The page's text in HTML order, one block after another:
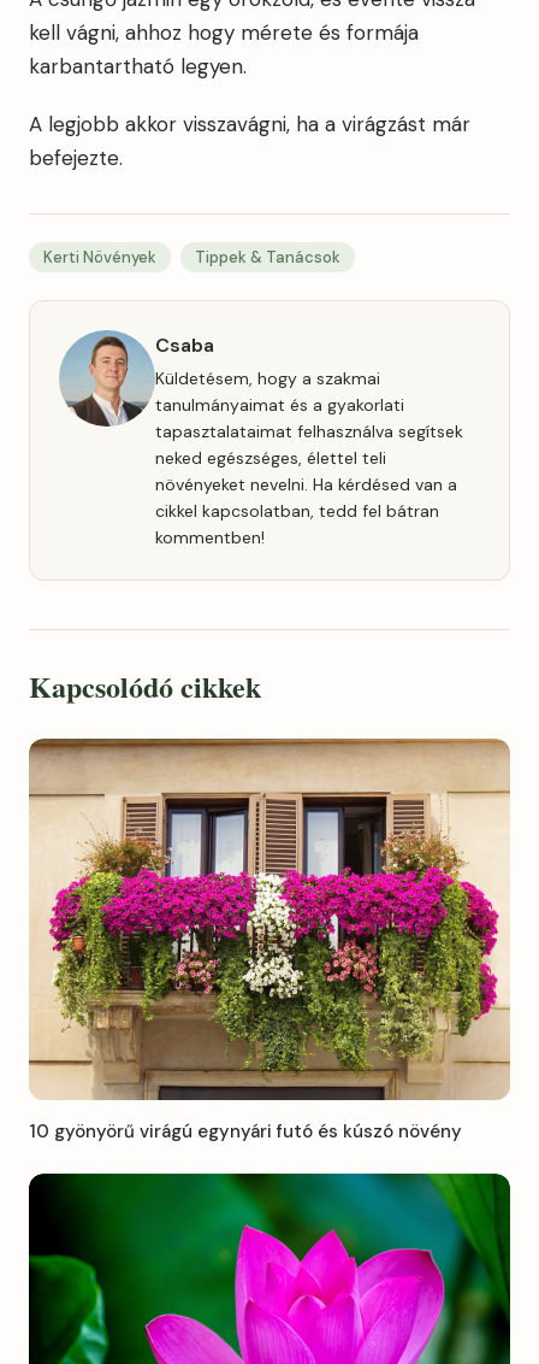
kell vágni, ahhoz hogy mérete és formája
karbantartható legyen.
A legjobb akkor visszavágni, ha a virágzást már
befejezte.
Kerti Növények Tippek & Tanácsok
Csaba
Küldetésem, hogy a szakmai
tanulmányaimat és a gyakorlati
tapasztalataimat felhasználva segítsek
neked egészséges, élettel teli
növényeket nevelni. Ha kérdésed van a
cikkel kapcsolatban, tedd fel bátran
kommentben!
Kapcsolódó cikkek
10 gyönyörű virágú egynyári futó és kúszó növény